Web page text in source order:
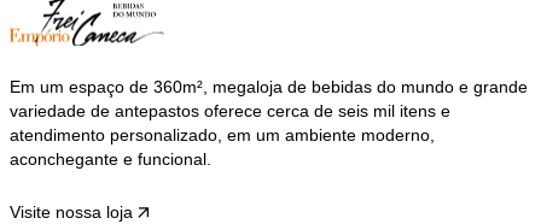
Em um espaço de 360m², megaloja de bebidas do mundo e grande
variedade de antepastos oferece cerca de seis mil itens e
atendimento personalizado, em um ambiente moderno,
aconchegante e funcional.
Visite nossa loja